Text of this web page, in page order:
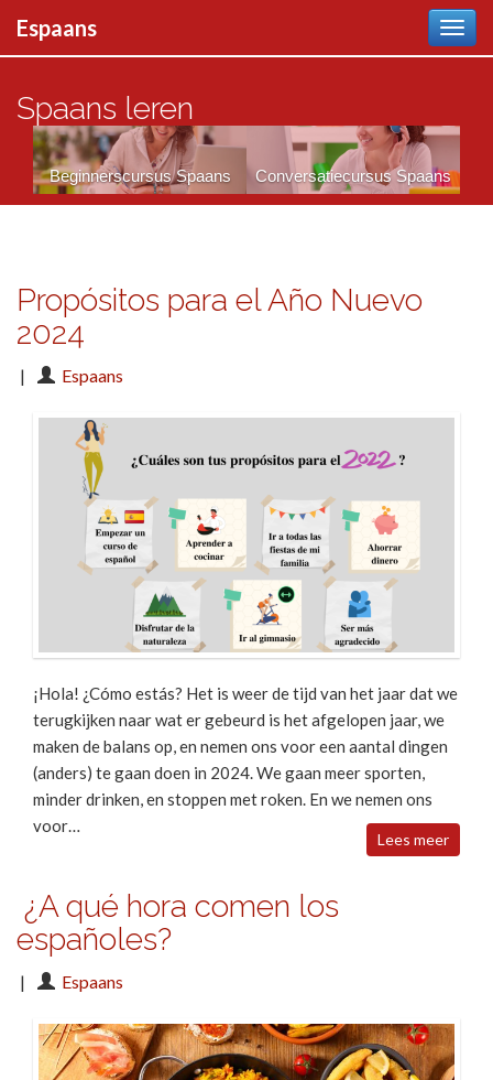
Espaans
naar
inhoud
Espaans
Spaans leren
Beginnerscursus Spaans Conversatiecursus Spaans
Propósitos para el Año Nuevo
2024
| Espaans
¡Hola! ¿Cómo estás? Het is weer de tijd van het jaar dat we
terugkijken naar wat er gebeurd is het afgelopen jaar, we
maken de balans op, en nemen ons voor een aantal dingen
(anders) te gaan doen in 2024. We gaan meer sporten,
minder drinken, en stoppen met roken. En we nemen ons
voor…
Lees meer
¿A qué hora comen los
españoles?
| Espaans